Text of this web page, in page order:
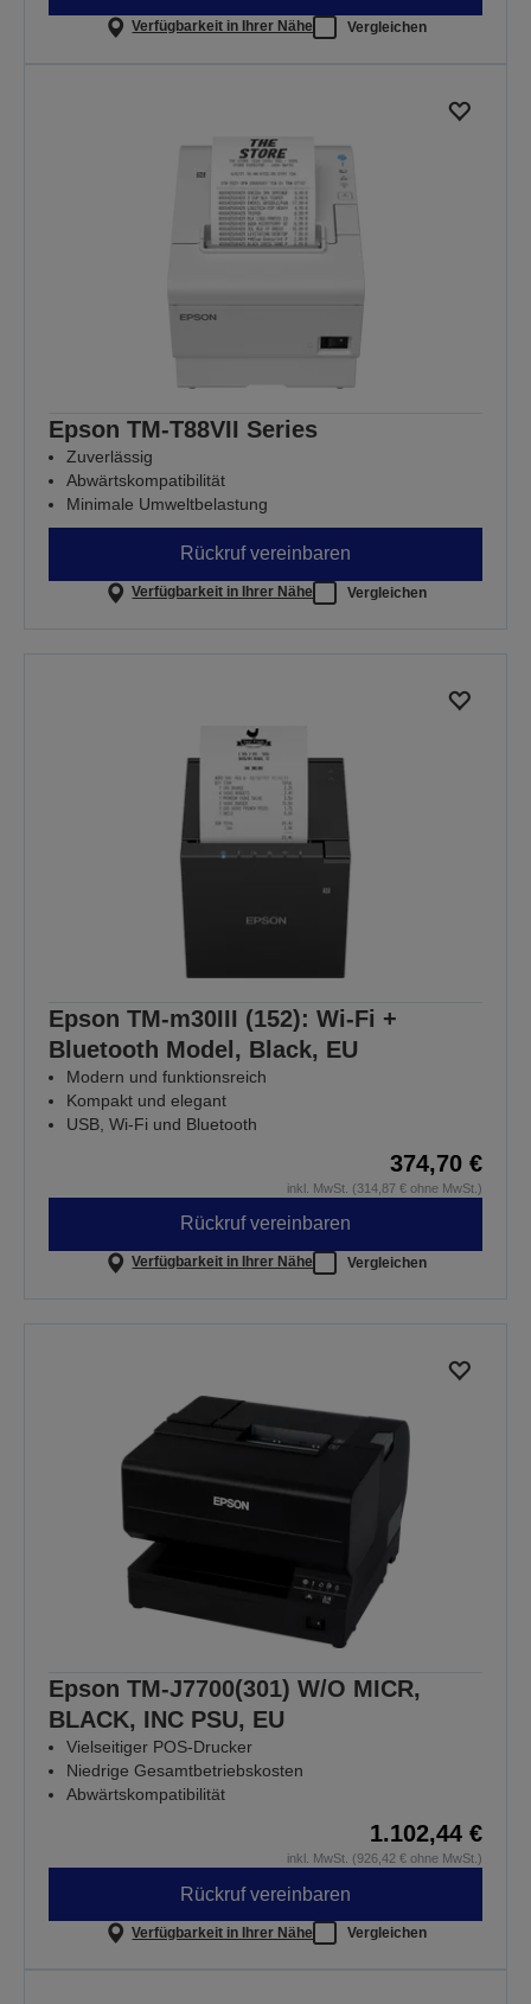
Verfügbarkeit in Ihrer Nähe Vergleichen
Epson TM-T88VII Series
Zuverlässig
Abwärtskompatibilität
Minimale Umweltbelastung
Rückruf vereinbaren
Verfügbarkeit in Ihrer Nähe Vergleichen
Epson TM-m30III (152): Wi-Fi +
Bluetooth Model, Black, EU
Modern und funktionsreich
Kompakt und elegant
USB, Wi-Fi und Bluetooth
374,70 €
inkl. MwSt. (314,87 € ohne MwSt.)
Rückruf vereinbaren
Verfügbarkeit in Ihrer Nähe Vergleichen
Epson TM-J7700(301) W/O MICR,
BLACK, INC PSU, EU
Vielseitiger POS-Drucker
Niedrige Gesamtbetriebskosten
Abwärtskompatibilität
1.102,44 €
inkl. MwSt. (926,42 € ohne MwSt.)
Rückruf vereinbaren
Verfügbarkeit in Ihrer Nähe Vergleichen